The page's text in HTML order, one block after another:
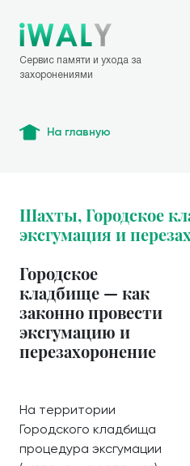
Сервис памяти и ухода за
захоронениями
На главную
Шахты, Городское
эксгумация и
Городское
кладбище — как
законно провести
эксгумацию и
перезахоронение
На территории
Городского кладбища
процедура эксгумации